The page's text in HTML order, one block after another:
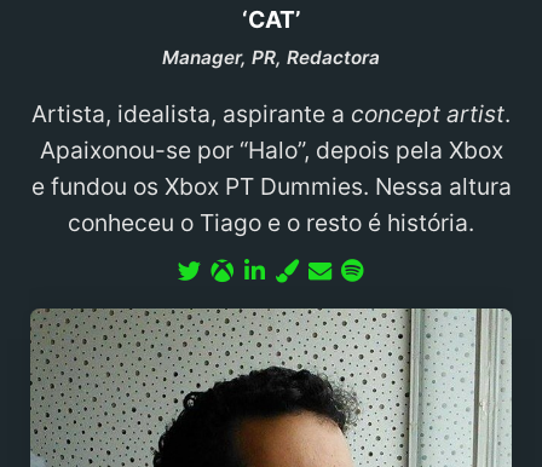
‘CAT’
Manager, PR, Redactora
Artista, idealista, aspirante a concept artist.
Apaixonou-se por “Halo”, depois pela Xbox
e fundou os Xbox PT Dummies. Nessa altura
conheceu o Tiago e o resto é história.